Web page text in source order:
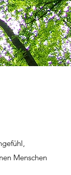
Menschen